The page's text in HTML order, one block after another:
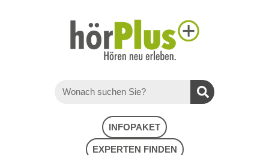
INFOPAKET
EXPERTEN FINDEN